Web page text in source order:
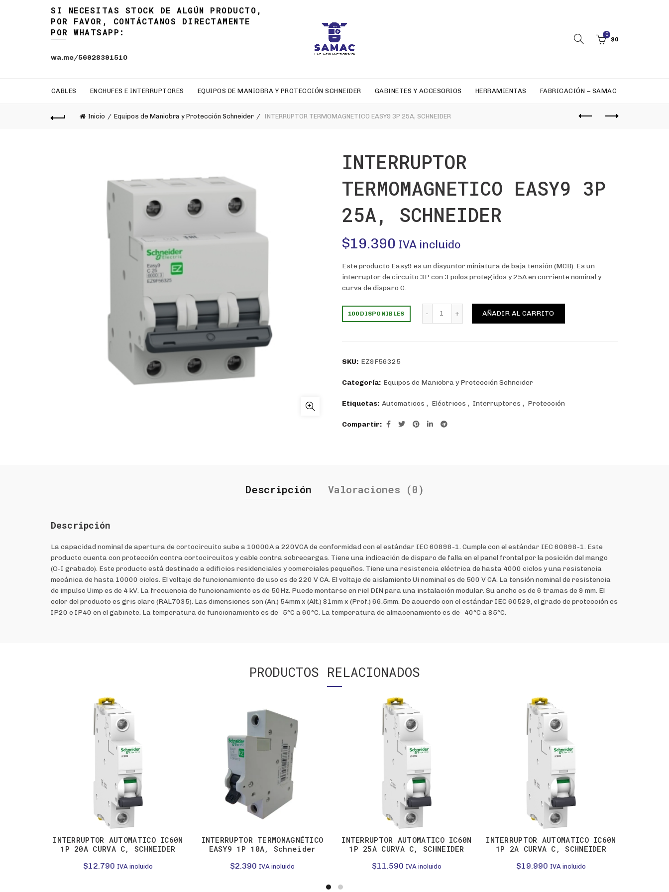
SI NECESITAS STOCK DE ALGÚN PRODUCTO,
POR FAVOR, CONTÁCTANOS DIRECTAMENTE
POR WHATSAPP:
wa.me/56928391510
0
$0
CABLES ENCHUFES E INTERRUPTORES EQUIPOS DE MANIOBRA Y PROTECCIÓN SCHNEIDER GABINETES Y ACCESORIOS HERRAMIENTAS FABRICACIÓN – SAMAC
Inicio Equipos de Maniobra y Protección Schneider INTERRUPTOR TERMOMAGNETICO EASY9 3P 25A, SCHNEIDER
INTERRUPTOR
TERMOMAGNETICO EASY9 3P
25A, SCHNEIDER
$19.390 IVA incluido
Este producto Easy9 es un disyuntor miniatura de baja tensión (MCB). Es un
interruptor de circuito 3P con 3 polos protegidos y 25A en corriente nominal y
curva de disparo C.
100 DISPONIBLES
INTERRUPTOR TERMOMAGNETICO EASY9 3P 25A, SCHNEIDER
AÑADIR AL CARRITO
SKU: EZ9F56325
Categoría: Equipos de Maniobra y Protección Schneider
Etiquetas: Automaticos , Eléctricos , Interruptores , Protección
Compartir
Descripción Valoraciones (0)
Descripción
La capacidad nominal de apertura de cortocircuito sube a 10000A a 220VCA de conformidad con el estándar IEC 60898-1. Cumple con el estándar IEC 60898-1. Este
producto cuenta con protección contra cortocircuitos y cable contra sobrecargas. Tiene una indicación de disparo de falla en el panel frontal por la posición del mango
(O-I grabado). Este producto está destinado a edificios residenciales y comerciales pequeños. Tiene una resistencia eléctrica de hasta 4000 ciclos y una resistencia
mecánica de hasta 10000 ciclos. El voltaje de funcionamiento de uso es de 220 V CA. El voltaje de aislamiento Ui nominal es de 500 V CA. La tensión nominal de resistencia
de impulso Uimp es de 4 kV. La frecuencia de funcionamiento es de 50Hz. Puede montarse en riel DIN para una instalación modular. Su ancho es de 6 tramas de 9 mm. El
color del producto es gris claro (RAL7035). Las dimensiones son (An.) 54mm x (Alt.) 81mm x (Prof.) 66.5mm. De acuerdo con el estándar IEC 60529, el grado de protección es
IP20 e IP40 en el gabinete. La temperatura de funcionamiento es de -5°C a 60°C. La temperatura de almacenamiento es de -40°C a 85°C.
PRODUCTOS RELACIONADOS
INTERRUPTOR AUTOMATICO IC60N
1P 20A CURVA C, SCHNEIDER
$12.790 IVA incluido
INTERRUPTOR TERMOMAGNÉTICO
EASY9 1P 10A, Schneider
$2.390 IVA incluido
INTERRUPTOR AUTOMATICO IC60N
1P 25A CURVA C, SCHNEIDER
$11.590 IVA incluido
INTERRUPTOR AUTOMATICO IC60N
1P 2A CURVA C, SCHNEIDER
$19.990 IVA incluido